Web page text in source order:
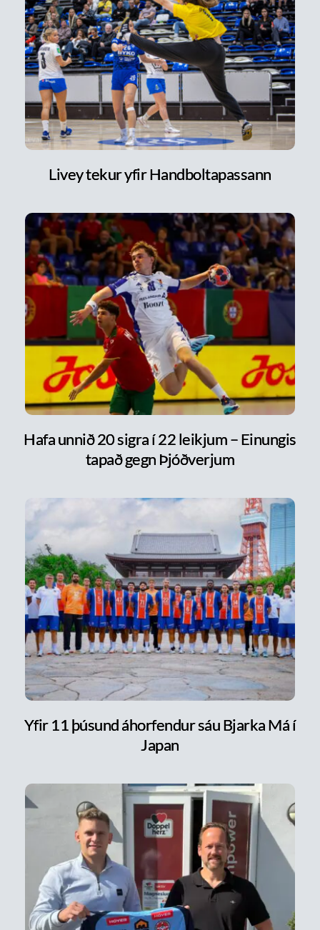
Livey tekur yfir Handboltapassann
Hafa unnið 20 sigra í 22 leikjum – Einungis
tapað gegn Þjóðverjum
Yfir 11 þúsund áhorfendur sáu Bjarka Má í
Japan